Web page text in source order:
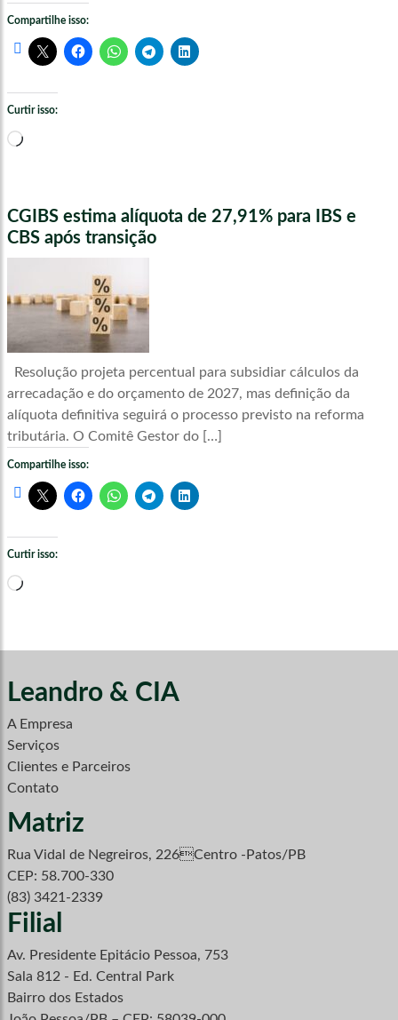
Compartilhe isso:
Curtir isso:
Carregando...
CGIBS estima alíquota de 27,91% para IBS e
CBS após transição
Resolução projeta percentual para subsidiar cálculos da
arrecadação e do orçamento de 2027, mas definição da
alíquota definitiva seguirá o processo previsto na reforma
tributária. O Comitê Gestor do […]
Compartilhe isso:
Curtir isso:
Carregando...
Leandro & CIA
A Empresa
Serviços
Clientes e Parceiros
Contato
Matriz
Rua Vidal de Negreiros, 226Centro -Patos/PB
CEP: 58.700-330
(83) 3421-2339
Filial
Av. Presidente Epitácio Pessoa, 753
Sala 812 - Ed. Central Park
Bairro dos Estados